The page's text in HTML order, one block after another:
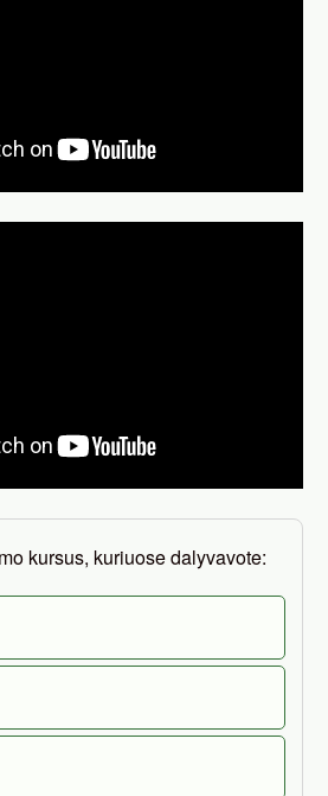
kursus, kuriuose dalyvavote: